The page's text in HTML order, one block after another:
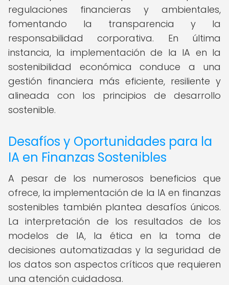
regulaciones financieras y ambientales,
fomentando la transparencia y la
responsabilidad corporativa. En última
instancia, la implementación de la IA en la
sostenibilidad económica conduce a una
gestión financiera más eficiente, resiliente y
alineada con los principios de desarrollo
sostenible.
Desafíos y Oportunidades para la
IA en Finanzas Sostenibles
A pesar de los numerosos beneficios que
ofrece, la implementación de la IA en finanzas
sostenibles también plantea desafíos únicos.
La interpretación de los resultados de los
modelos de IA, la ética en la toma de
decisiones automatizadas y la seguridad de
los datos son aspectos críticos que requieren
una atención cuidadosa.